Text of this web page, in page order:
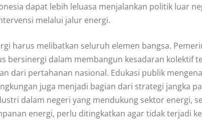
dapat lebih leluasa menjalankan politik luar
melalui jalur energi.
harus melibatkan seluruh elemen bangsa.
bersinergi dalam membangun kesadaran kolektif
dari pertahanan nasional. Edukasi publik
juga menjadi bagian dari strategi jangka
dalam negeri yang mendukung sektor energi,
energi, perlu ditingkatkan agar tidak terjadi